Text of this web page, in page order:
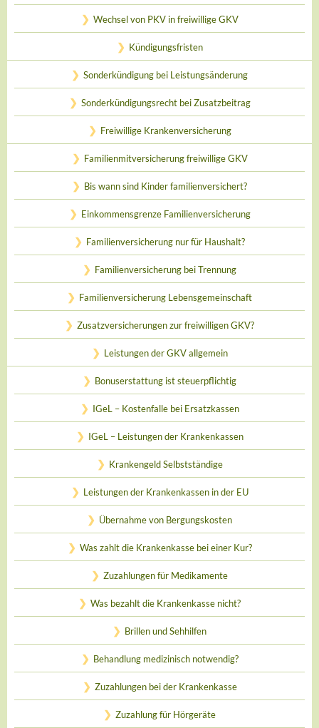
Wechsel von PKV in freiwillige GKV
Kündigungsfristen
Sonderkündigung bei Leistungsänderung
Sonderkündigungsrecht bei Zusatzbeitrag
Freiwillige Krankenversicherung
Familienmitversicherung freiwillige GKV
Bis wann sind Kinder familienversichert?
Einkommensgrenze Familienversicherung
Familienversicherung nur für Haushalt?
Familienversicherung bei Trennung
Familienversicherung Lebensgemeinschaft
Zusatzversicherungen zur freiwilligen GKV?
Leistungen der GKV allgemein
Bonuserstattung ist steuerpflichtig
IGeL – Kostenfalle bei Ersatzkassen
IGeL – Leistungen der Krankenkassen
Krankengeld Selbstständige
Leistungen der Krankenkassen in der EU
Übernahme von Bergungskosten
Was zahlt die Krankenkasse bei einer Kur?
Zuzahlungen für Medikamente
Was bezahlt die Krankenkasse nicht?
Brillen und Sehhilfen
Behandlung medizinisch notwendig?
Zuzahlungen bei der Krankenkasse
Zuzahlung für Hörgeräte